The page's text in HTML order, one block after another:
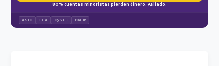
80% cuentas minoristas pierden dinero. Afiliado.
ASIC FCA CySEC BaFin